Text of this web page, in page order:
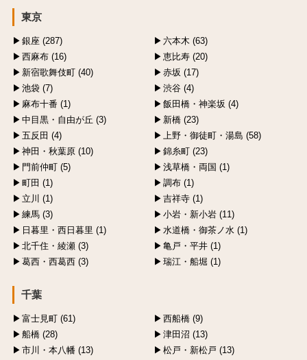
東京
銀座 (287)
六本木 (63)
西麻布 (16)
恵比寿 (20)
新宿歌舞伎町 (40)
赤坂 (17)
池袋 (7)
渋谷 (4)
麻布十番 (1)
飯田橋・神楽坂 (4)
中目黒・自由が丘 (3)
新橋 (23)
五反田 (4)
上野・御徒町・湯島 (58)
神田・秋葉原 (10)
錦糸町 (23)
門前仲町 (5)
浅草橋・両国 (1)
町田 (1)
調布 (1)
立川 (1)
吉祥寺 (1)
練馬 (3)
小岩・新小岩 (11)
日暮里・西日暮里 (1)
水道橋・御茶ノ水 (1)
北千住・綾瀬 (3)
亀戸・平井 (1)
葛西・西葛西 (3)
瑞江・船堀 (1)
千葉
富士見町 (61)
西船橋 (9)
船橋 (28)
津田沼 (13)
市川・本八幡 (13)
松戸・新松戸 (13)